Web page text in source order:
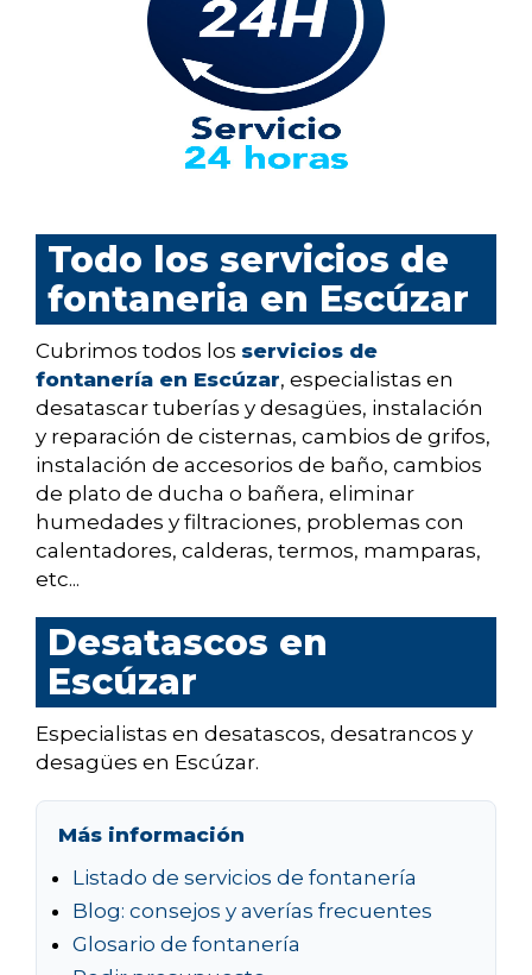
Todo los servicios de
fontaneria en Escúzar
Cubrimos todos los servicios de
fontanería en Escúzar, especialistas en
desatascar tuberías y desagües, instalación
y reparación de cisternas, cambios de grifos,
instalación de accesorios de baño, cambios
de plato de ducha o bañera, eliminar
humedades y filtraciones, problemas con
calentadores, calderas, termos, mamparas,
etc...
Desatascos en
Escúzar
Especialistas en desatascos, desatrancos y
desagües en Escúzar.
Más información
Listado de servicios de fontanería
Blog: consejos y averías frecuentes
Glosario de fontanería